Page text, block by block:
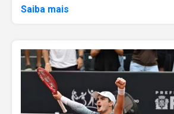
Saiba mais